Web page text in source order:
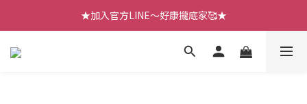
【七月新品】上架了!! 限時折扣優惠😍
★加入官方LINE～好康攏底家🥰★
【七月新品】上架了!! 限時折扣優惠😍